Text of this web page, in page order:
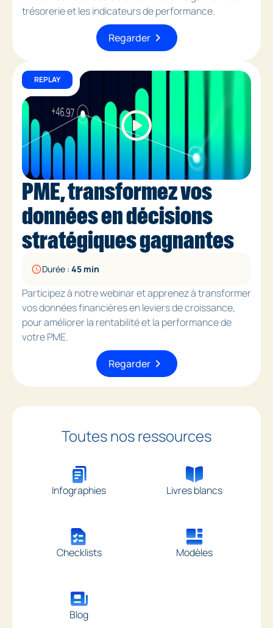
trésorerie et les indicateurs de performance.
Regarderchevron_right
REPLAY
PME, transformez vos
données en décisions
stratégiques gagnantes
scheduleDurée : 45 min
Participez à notre webinar et apprenez à transformer
vos données financières en leviers de croissance,
pour améliorer la rentabilité et la performance de
votre PME.
Regarderchevron_right
Toutes nos ressources
Infographies Livres blancs
Checklists Modèles
Blog